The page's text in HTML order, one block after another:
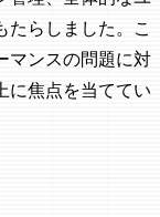
たらしました。こ
マンスの問題に対
に焦点を当ててい